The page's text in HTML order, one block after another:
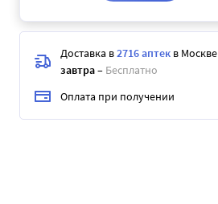
Доставка в2716 аптек в Москве
завтра– Бесплатно
Оплата при получении